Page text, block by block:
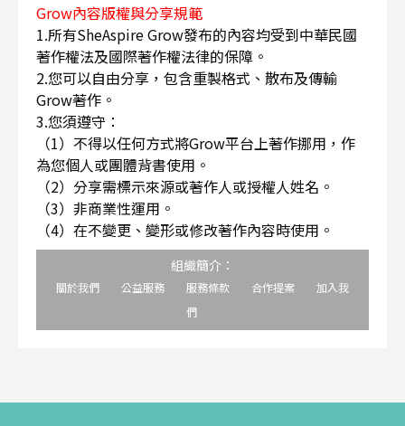
Grow內容版權與分享規範
1.所有SheAspire Grow發布的內容均受到中華民國
著作權法及國際著作權法律的保障。
2.您可以自由分享，包含重製格式、散布及傳輸
Grow著作。
3.您須遵守：
（1）不得以任何方式將Grow平台上著作挪用，作
為您個人或團體背書使用。
（2）分享需標示來源或著作人或授權人姓名。
（3）非商業性運用。
（4）在不變更、變形或修改著作內容時使用。
組織簡介：
關於我們 公益服務 服務條款 合作提案
加入我
們